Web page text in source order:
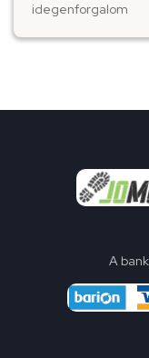
idegenforgalom
A